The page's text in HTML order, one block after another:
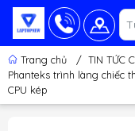
Trang chủ / TIN TỨC
Phanteks trình làng chiếc
CPU kép